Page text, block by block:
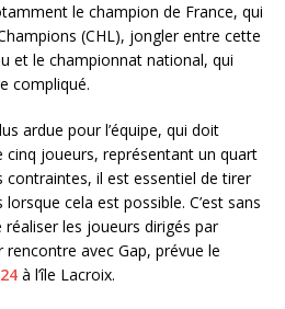
le champion de France, qui
(CHL), jongler entre cette
et le championnat national, qui
compliqué.
ardue pour l’équipe, qui doit
cinq joueurs, représentant un quart
contraintes, il est essentiel de tirer
cela est possible. C’est sans
les joueurs dirigés par
rencontre avec Gap, prévue le
à l’île Lacroix.